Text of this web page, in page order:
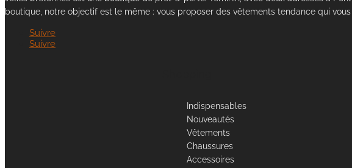
boutique, notre objectif est le même : vous proposer des vêtements tendance qui
Suivre
Suivre
Indispensables
Nouveautés
Vêtements
Chaussures
Accessoires